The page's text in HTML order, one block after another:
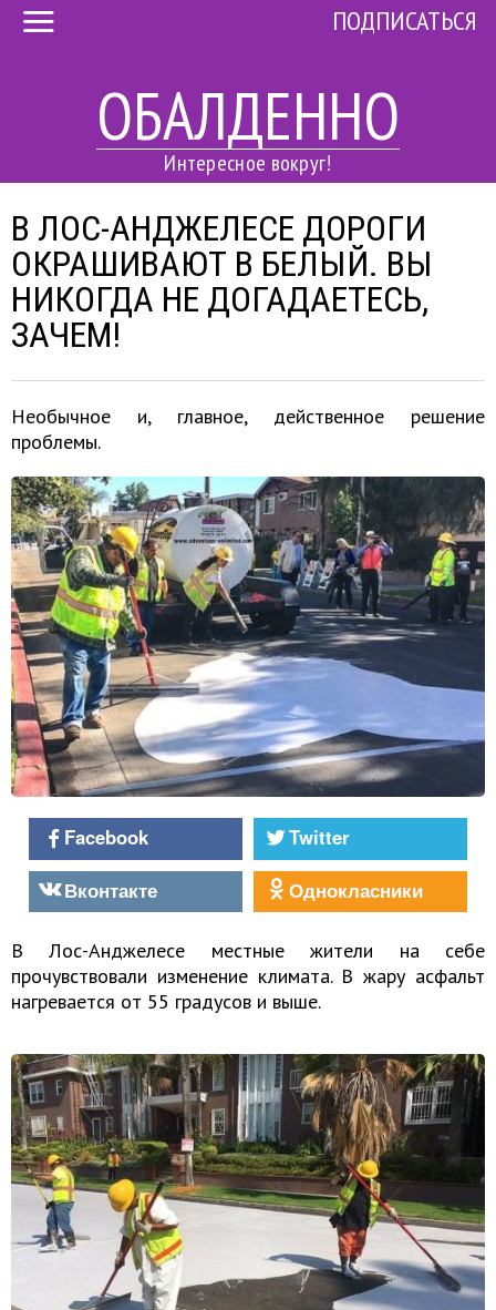
ОБАЛДЕННО
Интересное вокруг!
ПОДПИСАТЬСЯ
В ЛОС-АНДЖЕЛЕСЕ ДОРОГИ
ОКРАШИВАЮТ В БЕЛЫЙ. ВЫ
НИКОГДА НЕ ДОГАДАЕТЕСЬ,
ЗАЧЕМ!
Необычное и, главное, действенное решение
проблемы.
Facebook
Twitter
Вконтакте
Однокласники
В Лос-Анджелесе местные жители на себе
прочувствовали изменение климата. В жару асфальт
нагревается от 55 градусов и выше.